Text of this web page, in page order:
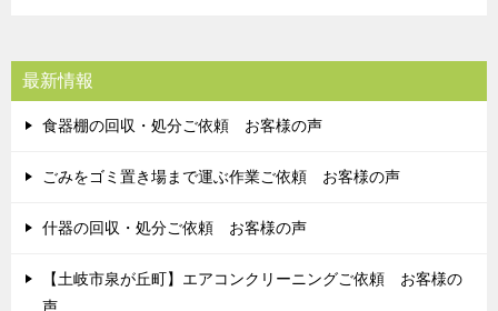
最新情報
食器棚の回収・処分ご依頼 お客様の声
ごみをゴミ置き場まで運ぶ作業ご依頼 お客様の声
什器の回収・処分ご依頼 お客様の声
【土岐市泉が丘町】エアコンクリーニングご依頼 お客様の
声